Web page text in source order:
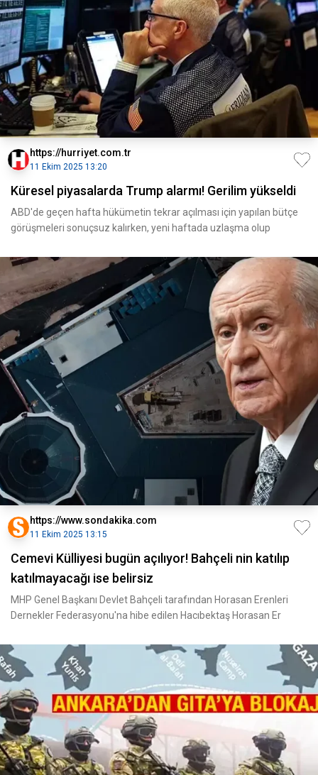
https://hurriyet.com.tr
11 Ekim 2025 13:20
Küresel piyasalarda Trump alarmı! Gerilim yükseldi
ABD'de geçen hafta hükümetin tekrar açılması için yapılan bütçe
görüşmeleri sonuçsuz kalırken, yeni haftada uzlaşma olup
https://www.sondakika.com
11 Ekim 2025 13:15
Cemevi Külliyesi bugün açılıyor! Bahçeli nin katılıp
katılmayacağı ise belirsiz
MHP Genel Başkanı Devlet Bahçeli tarafından Horasan Erenleri
Dernekler Federasyonu'na hibe edilen Hacıbektaş Horasan Er